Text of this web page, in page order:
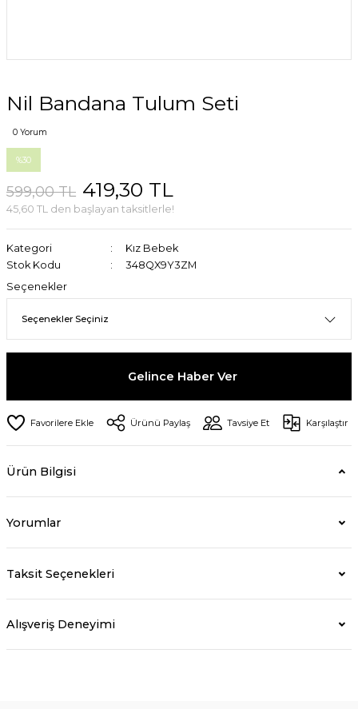
Nil Bandana Tulum Seti
0 Yorum
%30
599,00 TL 419,30 TL
45,60 TL den başlayan taksitlerle!
Kategori
Kız Bebek
Stok Kodu
348QX9Y3ZM
Seçenekler
Gelince Haber Ver
Ürünü Paylaş Tavsiye Et Karşılaştır
Ürün Bilgisi
Yorumlar
Taksit Seçenekleri
Alışveriş Deneyimi